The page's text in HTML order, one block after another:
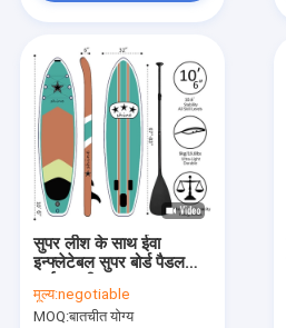
सुपर लीश के साथ ईवा
इन्फ्लेटेबल सुपर बोर्ड पैडल
मूल्य:negotiable
MOQ:बातचीत योग्य